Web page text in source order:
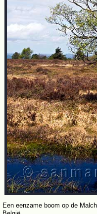
Een eenzame boom op de